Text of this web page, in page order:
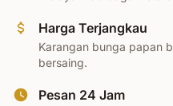
Harga Terjangkau
Karangan bunga papan
bersaing.
Pesan 24 Jam